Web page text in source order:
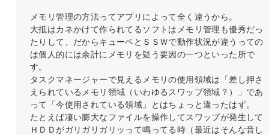
メモリ管理の方法ってアプリによって全く違うから。
大抵はカネかけて作られてるソフトはメモリ管理も優秀だっ
たりして、だからキューベとＳＳＷで動作状況が違うっての
は個人的には余計にメモリを疑う要因の一つといった所で
す。
タスクマネージャーで見えるメモリの使用領域は「差し押さ
えられているメモリ領域（いわゆるスワップ領域？）」であ
って「今使用されている領域」とはちょっと違ったはず。
たとえば凄い膨大なファイルを操作してスワップが発生して
ＨＤＤがガリガリガリッって鳴ってる時（最近はそんな音し